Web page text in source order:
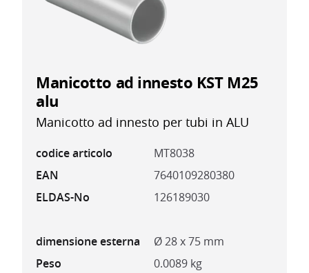
Manicotto ad innesto KST M25
alu
Manicotto ad innesto per tubi in ALU
codice articolo
MT8038
EAN
7640109280380
ELDAS-No
126189030
dimensione esterna
Ø 28 x 75 mm
Peso
0.0089 kg